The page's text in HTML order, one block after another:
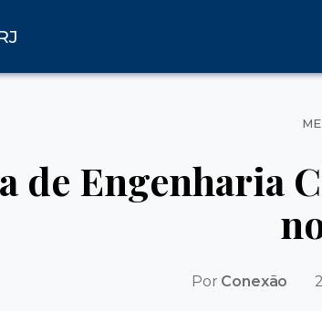
de Engenharia
Por Conexão